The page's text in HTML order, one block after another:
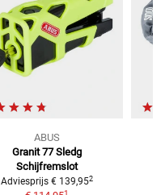
ABUS
Granit 77 Sledg
Schijfremslot
Adviesprijs € 139,952
1